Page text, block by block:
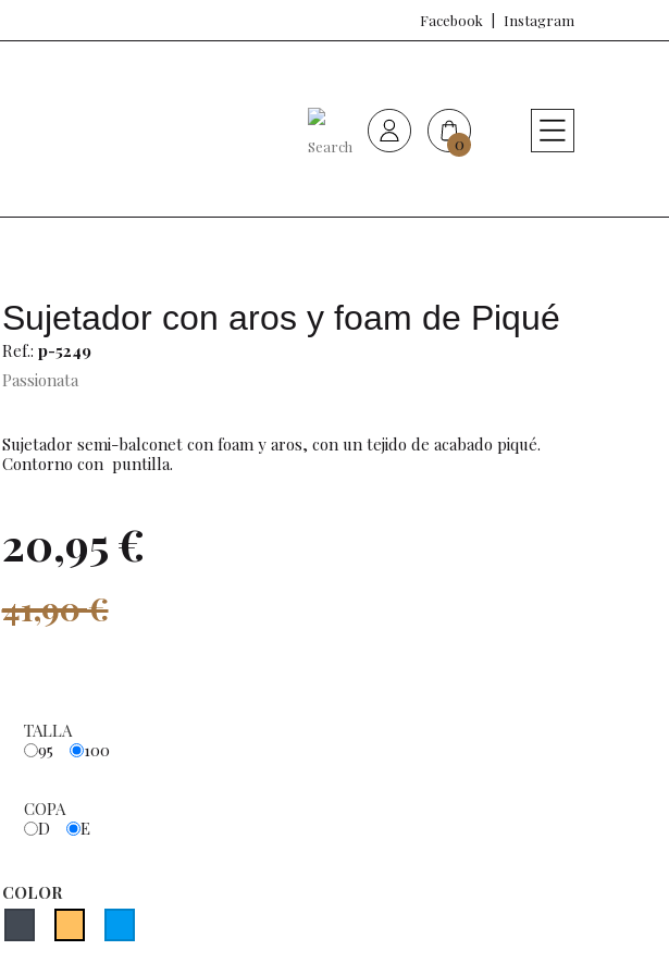
Facebook Instagram
0
Sujetadores
Sujetador con aros y foam de Piqué
Ref.: p-5249
Passionata
Sujetador semi-balconet con foam y aros, con un tejido de acabado piqué.
Contorno con puntilla.
20,95 €
41,90 €
TALLA
95
100
COPA
D
E
COLOR